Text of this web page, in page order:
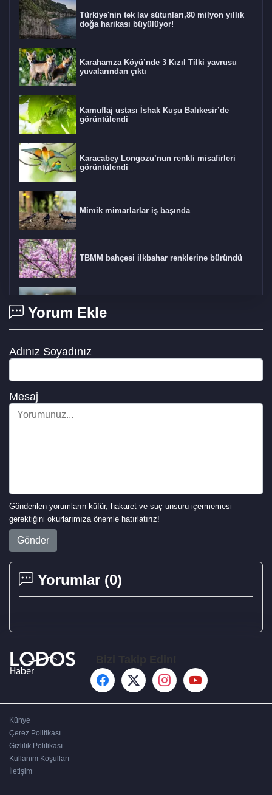
Türkiye'nin tek lav sütunları,80 milyon yıllık
doğa harikası büyülüyor!
Karahamza Köyü’nde 3 Kızıl Tilki yavrusu
yuvalarından çıktı
Kamuflaj ustası İshak Kuşu Balıkesir’de
görüntülendi
Karacabey Longozu’nun renkli misafirleri
görüntülendi
Mimik mimarlarlar iş başında
TBMM bahçesi ilkbahar renklerine büründü
Manyas Kuş Gölün'de bahar bereketi
Karaman'da elma bahçeleri beyaza büründü
Yorum Ekle
Adınız Soyadınız
Mesaj
Gönderilen yorumların küfür, hakaret ve suç unsuru içermemesi
gerektiğini okurlarımıza önemle hatırlatırız!
Gönder
Yorumlar (0)
Künye
Çerez Politikası
Gizlilik Politikası
Kullanım Koşulları
İletişim